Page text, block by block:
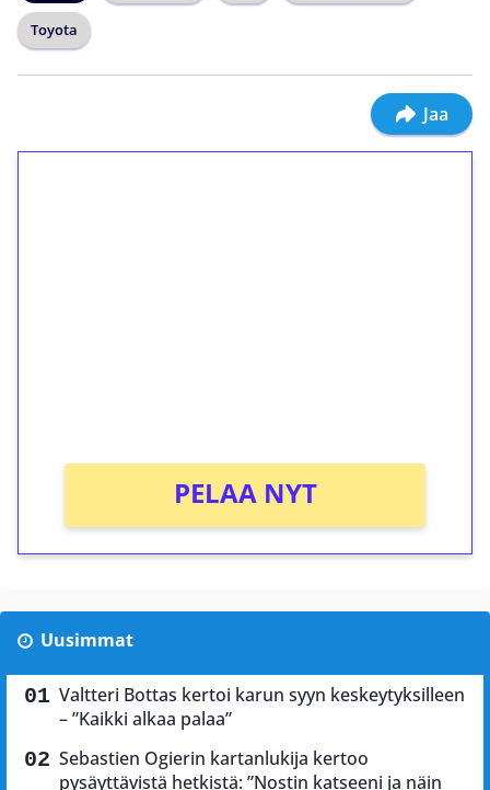
Toyota
Jaa
PELAA NYT
Uusimmat
Valtteri Bottas kertoi karun syyn keskeytyksilleen
– ”Kaikki alkaa palaa”
Sebastien Ogierin kartanlukija kertoo
pysäyttävistä hetkistä: ”Nostin katseeni ja näin